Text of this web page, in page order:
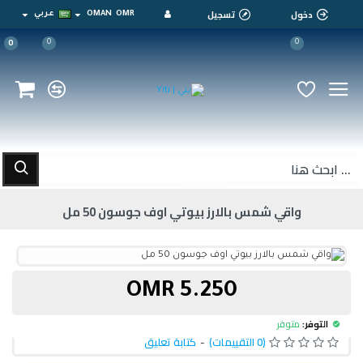
دخول تسجيل OMR
OMAN عربي
0
0
0
واقي شمس بالارز بيوتي اوف جوسون 50 مل
التوفر: متوفر
(0 التقييمات) - كتابة تعليق
5.250 OMR